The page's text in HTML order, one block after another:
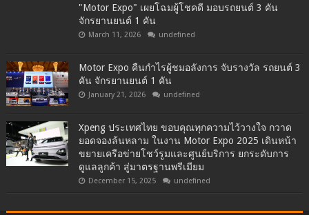
"Motor Expo" เผยโฉมผู้โชคดี มอบรถยนต์ 3 คัน
จักรยานยนต์ 1 คัน
March 11, 2026 undefined
Motor Expo คืนกำไรผู้ชมอลังการ จับรางวัล รถยนต์ 3
คัน จักรยานยนต์ 1 คัน
January 21, 2026 undefined
Xpeng ประเทศไทย ขอบคุณทุกความไว้วางใจ กวาด
ยอดจองล้นหลาม ในงาน Motor Expo 2025 เดินหน้า
ขยายเครือข่ายโชว์รูมและศูนย์บริการ ยกระดับการ
ดูแลลูกค้า สู่มาตรฐานพรีเมียม
December 15, 2025 undefined